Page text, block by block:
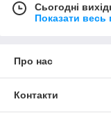
Сьогодні
Показати весь
Про нас
Контакти